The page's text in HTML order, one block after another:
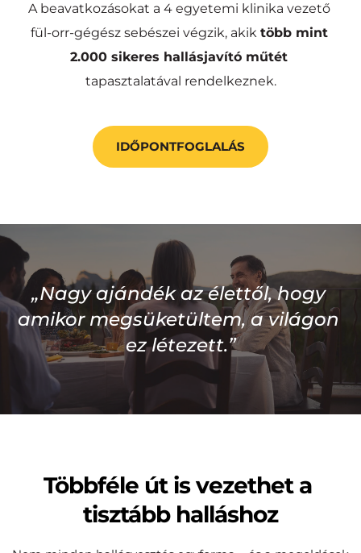
A beavatkozásokat a 4 egyetemi klinika vezető
fül-orr-gégész sebészei végzik, akik több mint
2.000 sikeres hallásjavító műtét
tapasztalatával rendelkeznek.
IDŐPONTFOGLALÁS
„Nagy ajándék az élettől, hogy
amikor megsüketültem, a világon
ez létezett.”
Többféle út is vezethet a
tisztább halláshoz